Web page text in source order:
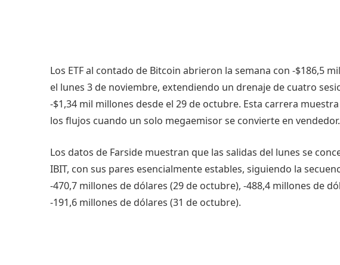
Los ETF al contado de Bitcoin abrieron la semana con -$186,5
el lunes 3 de noviembre, extendiendo un drenaje de cuatro
-$1,34 mil millones desde el 29 de octubre. Esta carrera
los flujos cuando un solo megaemisor se convierte en vendedor.
Los datos de Farside muestran que las salidas del lunes se
IBIT, con sus pares esencialmente estables, siguiendo la
-470,7 millones de dólares (29 de octubre), -488,4 millones de
-191,6 millones de dólares (31 de octubre).